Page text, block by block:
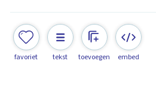
favoriet tekst toevoegen embed